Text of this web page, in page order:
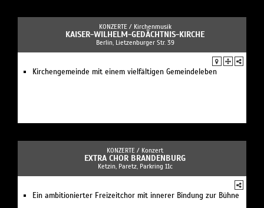
KONZERTE / Kirchenmusik
KAISER-WILHELM-GEDÄCHTNIS-KIRCHE
Berlin, Lietzenburger Str. 39
Kirchengemeinde mit einem vielfältigen Gemeindeleben
KONZERTE / Konzert
EXTRA CHOR BRANDENBURG
Ketzin, Paretz, Parkring 11c
Ein ambitionierter Freizeitchor mit innerer Bindung zur Bühne